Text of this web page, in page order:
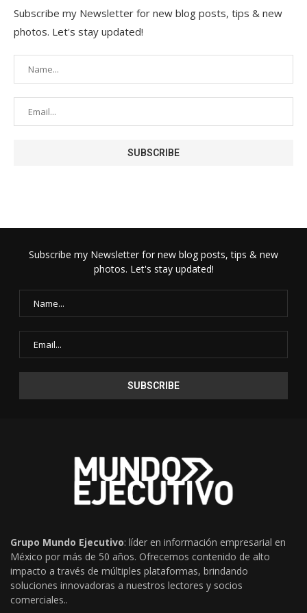
Subscribe my Newsletter for new blog posts, tips & new
photos. Let's stay updated!
Subscribe my Newsletter for new blog posts, tips & new
photos. Let's stay updated!
Grupo Mundo Ejecutivo: líder en información empresarial en
México por más de 50 años. Ofrecemos contenido de alto
impacto a través de múltiples plataformas, brindando
soluciones innovadoras a nuestros lectores y socios
comerciales..